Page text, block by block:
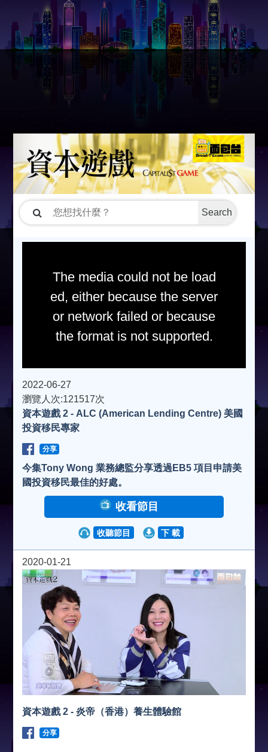
Search
The media could not be load
ed, either because the server
or network failed or because
the format is not supported.
2022-06-27
瀏覽人次:121517次
資本遊戲 2 - ALC (American Lending Centre) 美國
投資移民專家
分享
今集Tony Wong 業務總監分享透過EB5 項目申請美
國投資移民最佳的好處。
收看節目
收聽節目 下 載
2020-01-21
資本遊戲 2 - 炎帝（香港）養生體驗館
分享